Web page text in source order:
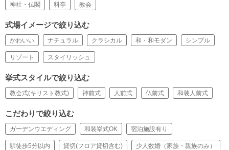
神社・仏閣 料亭 教会
式場イメージで絞り込む
かわいい ナチュラル クラシカル 和・和モダン シンプル
リゾート スタイリッシュ
挙式スタイルで絞り込む
教会式(キリスト教式) 神前式 人前式 仏前式 和装人前式
こだわりで絞り込む
ガーデンウエディング 和装挙式OK 宿泊施設有り
駅徒歩5分以内 貸切(フロア貸切含む) 少人数婚（家族・親族のみ）